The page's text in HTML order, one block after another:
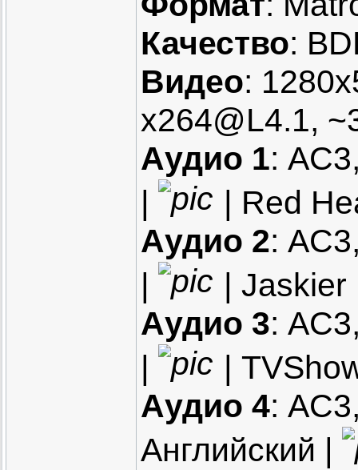
Качество:
Видео:
x264@L4.1,
Аудио 1:
|
| Red
Аудио 2:
|
| Jaskier
Аудио 3:
|
|
Аудио 4:
Английский |